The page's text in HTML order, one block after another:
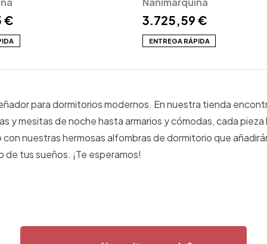
€ 3.725,59 €
ENTREGA RÁPIDA
para dormitorios modernos. En nuestra tienda
y mesitas de noche hasta armarios y cómodas, cada
nuestras hermosas alfombras de dormitorio que
tus sueños. ¡Te esperamos!